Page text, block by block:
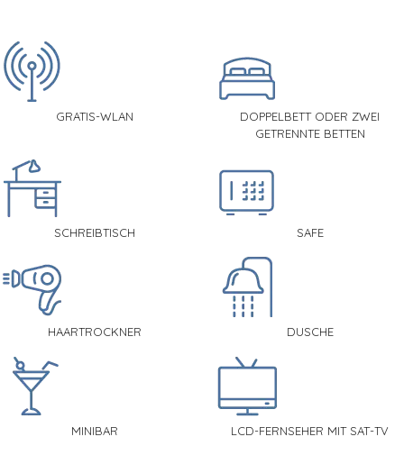
GRATIS-WLAN
DOPPELBETT ODER ZWEI
GETRENNTE BETTEN
SCHREIBTISCH SAFE
HAARTROCKNER DUSCHE
MINIBAR LCD-FERNSEHER MIT SAT-TV